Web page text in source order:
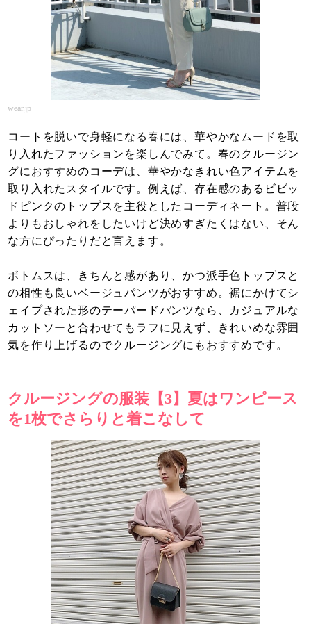
wear.jp
コートを脱いで身軽になる春には、華やかなムードを取
り入れたファッションを楽しんでみて。春のクルージン
グにおすすめのコーデは、華やかなきれい色アイテムを
取り入れたスタイルです。例えば、存在感のあるビビッ
ドピンクのトップスを主役としたコーディネート。普段
よりもおしゃれをしたいけど決めすぎたくはない、そん
な方にぴったりだと言えます。
ボトムスは、きちんと感があり、かつ派手色トップスと
の相性も良いベージュパンツがおすすめ。裾にかけてシ
ェイプされた形のテーパードパンツなら、カジュアルな
カットソーと合わせてもラフに見えず、きれいめな雰囲
気を作り上げるのでクルージングにもおすすめです。
クルージングの服装【3】夏はワンピース
を1枚でさらりと着こなして